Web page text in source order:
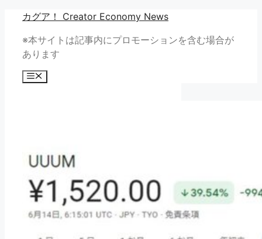
カグア！ Creator Economy News
※本サイトは記事内にプロモーションを含む場合が
あります
メ